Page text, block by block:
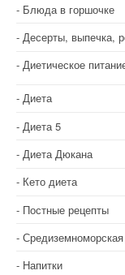
п
о
а
п
и
с
я
м
Блюда в горшочке
Десерты, выпечка,
Диетическое
Диета
Диета 5
Диета Дюкана
Кето диета
Постные рецепты
Напитки